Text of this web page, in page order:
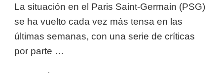
La situación en el Paris Saint-Germain (PSG)
se ha vuelto cada vez más tensa en las
últimas semanas, con una serie de críticas
por parte …